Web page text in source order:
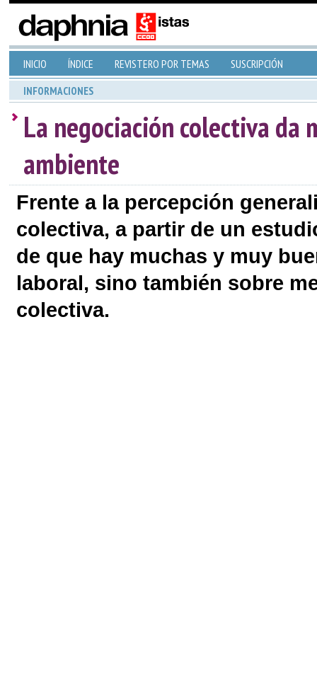
INICIO ÍNDICE REVISTERO POR TEMAS SUSCRIPCIÓN
INFORMACIONES
La negociación colectiva
ambiente
Frente a la percepción
colectiva, a partir de un
de que hay muchas y muy
laboral, sino también sobre
colectiva.